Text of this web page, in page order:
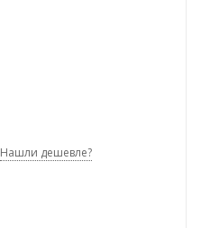
Нашли дешевле?